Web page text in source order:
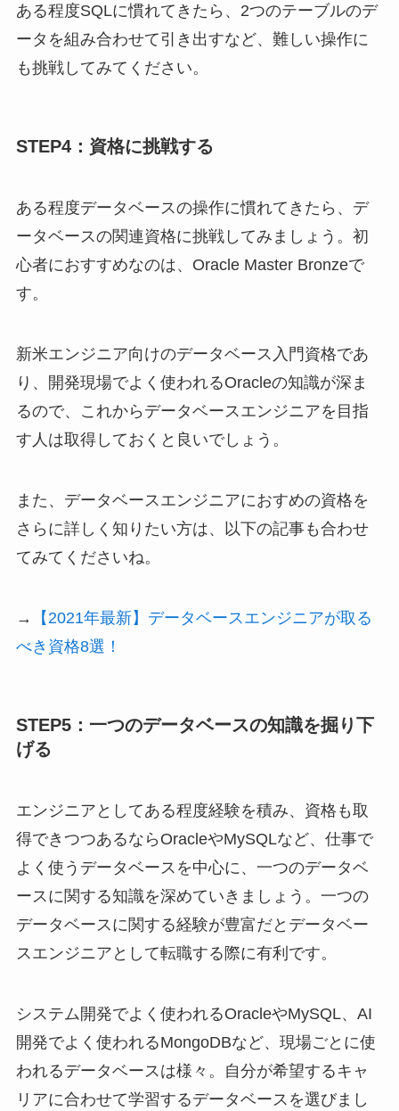
ある程度SQLに慣れてきたら、2つのテーブルのデ
ータを組み合わせて引き出すなど、難しい操作に
も挑戦してみてください。
STEP4：資格に挑戦する
ある程度データベースの操作に慣れてきたら、デ
ータベースの関連資格に挑戦してみましょう。初
心者におすすめなのは、Oracle Master Bronzeで
す。
新米エンジニア向けのデータベース入門資格であ
り、開発現場でよく使われるOracleの知識が深ま
るので、これからデータベースエンジニアを目指
す人は取得しておくと良いでしょう。
また、データベースエンジニアにおすめの資格を
さらに詳しく知りたい方は、以下の記事も合わせ
てみてくださいね。
→
【2021年最新】データベースエンジニアが取る
べき資格8選！
STEP5：一つのデータベースの知識を掘り下
げる
エンジニアとしてある程度経験を積み、資格も取
得できつつあるならOracleやMySQLなど、仕事で
よく使うデータベースを中心に、一つのデータベ
ースに関する知識を深めていきましょう。一つの
データベースに関する経験が豊富だとデータベー
スエンジニアとして転職する際に有利です。
システム開発でよく使われるOracleやMySQL、AI
開発でよく使われるMongoDBなど、現場ごとに使
われるデータベースは様々。自分が希望するキャ
リアに合わせて学習するデータベースを選びまし